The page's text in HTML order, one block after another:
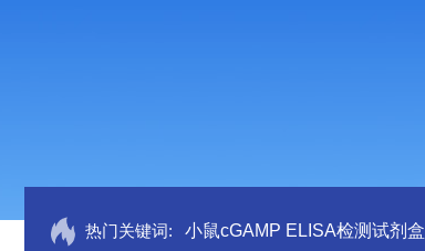
热门关键词: 小鼠cGAMP ELISA检测试剂盒